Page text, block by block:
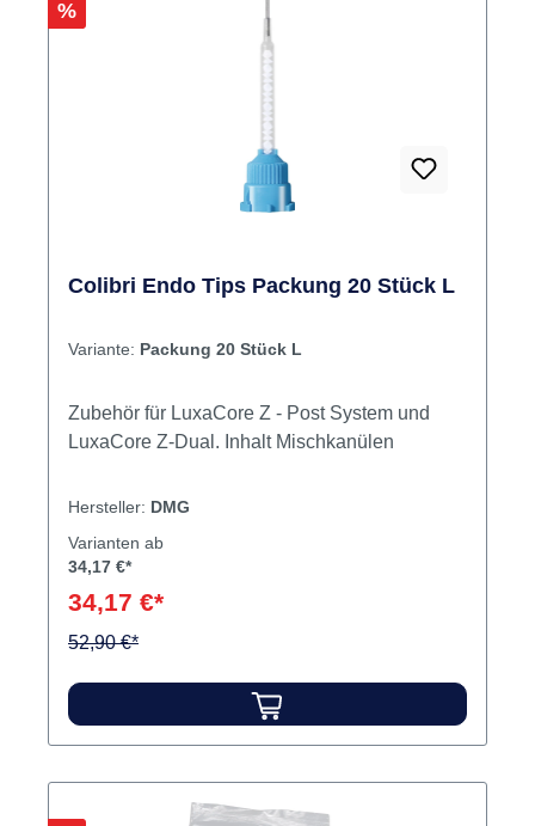
Rabatt
%
Colibri Endo Tips Packung 20 Stück L
Variante: Packung 20 Stück L
Zubehör für LuxaCore Z - Post System und
LuxaCore Z-Dual. Inhalt Mischkanülen
Hersteller: DMG
Varianten ab
34,17 €*
34,17 €*
52,90 €*